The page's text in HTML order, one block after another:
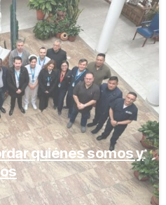
-
quiénes somos y